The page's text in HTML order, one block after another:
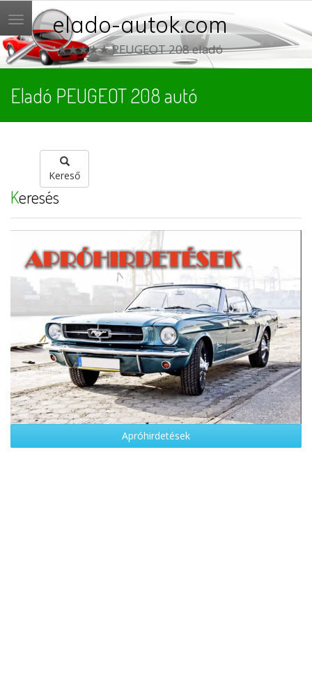
Menü elado-autok.com
★★★★★ PEUGEOT 208 eladó
Eladó PEUGEOT 208 autó
Kereső
Keresés
Apróhirdetések